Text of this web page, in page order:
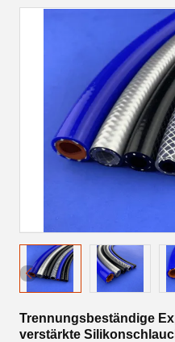
Trennungsbeständige
verstärkte